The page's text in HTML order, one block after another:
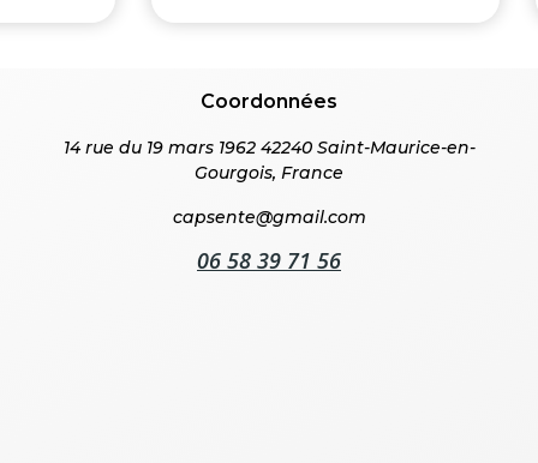
Coordonnées
14 rue du 19 mars 1962 42240 Saint-Maurice-en-
Gourgois, France
capsente@gmail.com
06 58 39 71 56